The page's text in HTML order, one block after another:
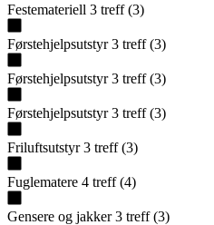
Festemateriell 3 treff (3)
Førstehjelpsutstyr 3 treff (3)
Førstehjelpsutstyr 3 treff (3)
Førstehjelpsutstyr 3 treff (3)
Friluftsutstyr 3 treff (3)
Fuglematere 4 treff (4)
Gensere og jakker 3 treff (3)